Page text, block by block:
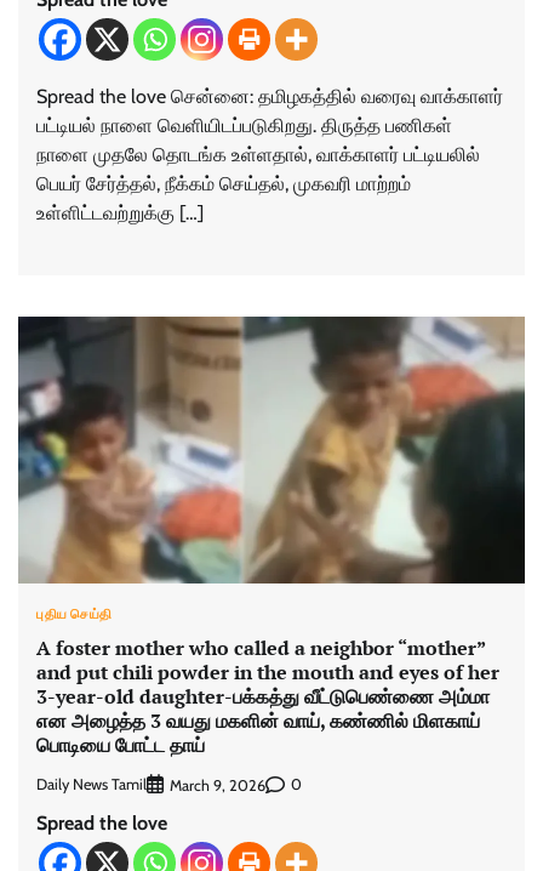
Spread the love சென்னை: தமிழகத்தில் வரைவு வாக்காளர்
பட்டியல் நாளை வெளியிடப்படுகிறது. திருத்த பணிகள்
நாளை முதலே தொடங்க உள்ளதால், வாக்காளர் பட்டியலில்
பெயர் சேர்த்தல், நீக்கம் செய்தல், முகவரி மாற்றம்
உள்ளிட்டவற்றுக்கு […]
புதிய செய்தி
A foster mother who called a neighbor “mother”
and put chili powder in the mouth and eyes of her
3-year-old daughter-பக்கத்து வீட்டுபெண்ணை அம்மா
என அழைத்த 3 வயது மகளின் வாய், கண்ணில் மிளகாய்
பொடியை போட்ட தாய்
Daily News Tamil March 9, 2026 0
Spread the love